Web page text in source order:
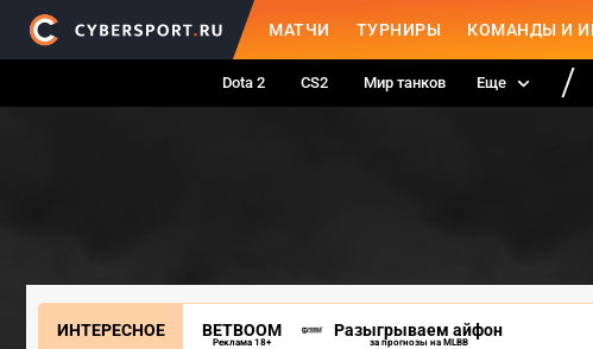
МАТЧИ ТУРНИРЫ КОМАНДЫ И
Dota 2 CS2 Мир танков Еще
ИНТЕРЕСНОЕ BETBOOM
Реклама 18+
Разыгрываем айфон
за прогнозы на MLBB